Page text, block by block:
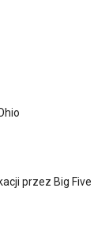
przez Big Five